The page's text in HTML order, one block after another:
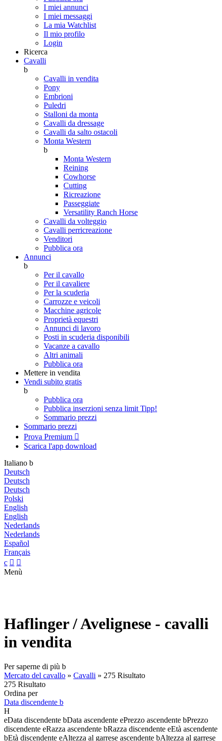
I miei annunci
I miei messaggi
La mia Watchlist
Il mio profilo
Login
Ricerca
Cavalli
b
Cavalli in vendita
Pony
Embrioni
Puledri
Stalloni da monta
Cavalli da dressage
Cavalli da salto ostacoli
Monta Western
b
Monta Western
Reining
Cowhorse
Cutting
Ricreazione
Passeggiate
Versatility Ranch Horse
Cavalli da volteggio
Cavalli perricreazione
Venditori
Pubblica ora
Annunci
b
Per il cavallo
Per il cavaliere
Per la scuderia
Carrozze e veicoli
Macchine agricole
Proprietà equestri
Annunci di lavoro
Posti in scuderia disponibili
Vacanze a cavallo
Altri animali
Pubblica ora
Mettere in vendita
Vendi subito gratis
b
Pubblica ora
Pubblica inserzioni senza limit Tipp!
Sommario prezzi
Sommario prezzi
Prova Premium 
Scarica l'app download
Italiano b
Deutsch
Deutsch
Deutsch
Polski
English
English
Nederlands
Nederlands
Español
Français
c  
Menù
Haflinger / Avelignese - cavalli
in vendita
Per saperne di più b
Mercato del cavallo » Cavalli » 275 Risultato
275 Risultato
Ordina per
Data discendente b
H
eData discendente bData ascendente ePrezzo ascendente bPrezzo
discendente eRazza ascendente bRazza discendente eEtà ascendente
bEtà discendente eAltezza al garrese ascendente bAltezza al garrese